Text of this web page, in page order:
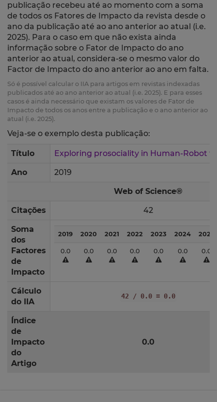
publicação recebeu até ao momento com a soma
de todos os Fatores de Impacto da revista desde o
ano da publicação até ao ano anterior ao atual (i.e.
2025). Para o caso em que não exista ainda
informação sobre o Fator de Impacto do ano
anterior ao atual, considera-se o mesmo valor do
Factor de Impacto do ano anterior ao ano em falta.
Só é possível calcular o IIA para artigos em revistas indexadas
publicados até ao ano anterior ao atual (i.e. 2025). E para esses
casos é ainda necessário que existam os valores de Fator de
Impacto de todos os anos entre a publicação e o ano anterior ao
atual (i.e. 2025).
Veja-se o exemplo desta publicação:
Título Exploring prosociality in Human-Robot
Ano 2019
Web of Science®
Citações 42
Soma
dos
Factores
de
Impacto
2019 2020 2021 2022 2023 2024 2025
0.0 0.0 0.0 0.0 0.0 0.0 0.0
Cálculo
do IIA
42 / 0.0 = 0.0
Índice
de
Impacto
do
Artigo
0.0